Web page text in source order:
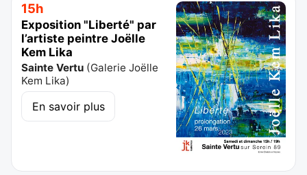
15h
Exposition "Liberté" par
l’artiste peintre Joëlle
Kem Lika
Sainte Vertu (Galerie Joëlle
Kem Lika)
En savoir plus